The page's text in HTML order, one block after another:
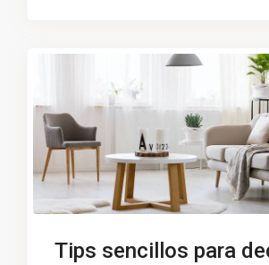
Tips sencillos para